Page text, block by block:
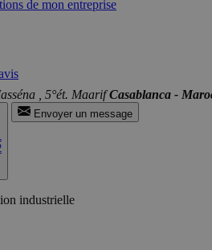
de mon entreprise
, 5°ét. MaarifCasablanca -
Envoyer un message
industrielle